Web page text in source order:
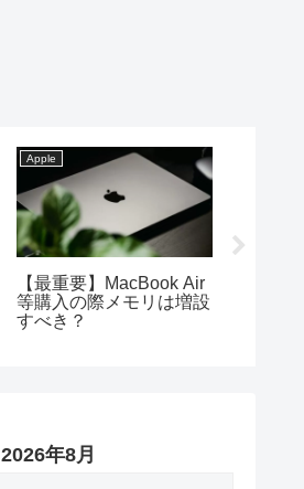
Apple
【最重要】MacBook Air
等購入の際メモリは増設
すべき？
2026年8月